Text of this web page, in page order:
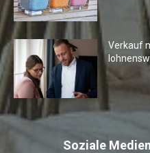
Verkauf
Soziale